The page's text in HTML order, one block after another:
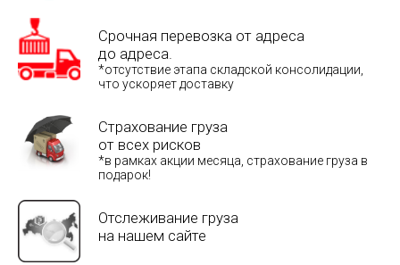
Срочная перевозка от адреса
до адреса.
*отсутствие этапа складской консолидации,
что ускоряет доставку
Страхование груза
от всех рисков
*в рамках акции месяца, страхование груза в
подарок!
Отслеживание груза
на нашем сайте